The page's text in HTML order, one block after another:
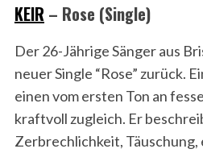
KEIR – Rose (Single)
Der 26-Jährige Sänger aus
neuer Single “Rose” zurück.
einen vom ersten Ton an
kraftvoll zugleich. Er
Zerbrechlichkeit, Täuschung,